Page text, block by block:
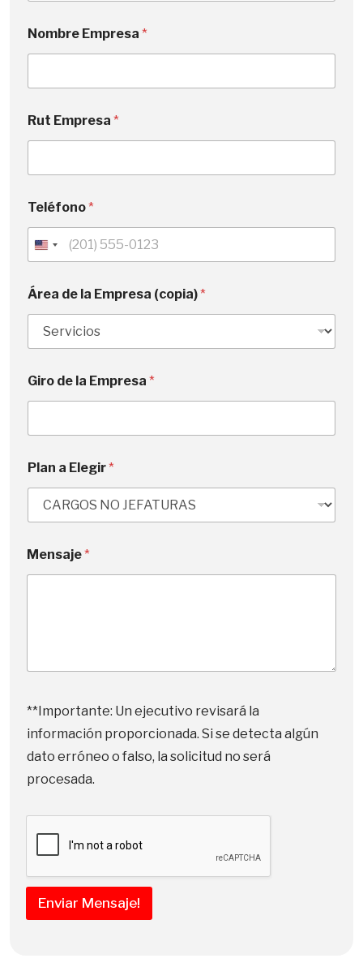
Nombre Empresa *
Rut Empresa *
Teléfono*
U
i
e
d
t
a
s
1
Área de la Empresa (copia)*
Giro de la Empresa *
Plan a Elegir*
Mensaje*
m
r
e
a
e
n
**Importante: Un ejecutivo revisará la
información proporcionada. Si se detecta algún
dato erróneo o falso, la solicitud no será
procesada.
Enviar Mensaje!